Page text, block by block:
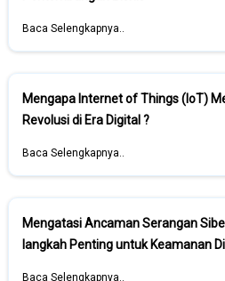
Baca Selengkapnya..
Mengapa Internet of Things (IoT)
Revolusi di Era Digital ?
Baca Selengkapnya..
Mengatasi Ancaman Serangan
langkah Penting untuk Keamanan
Baca Selengkapnya..